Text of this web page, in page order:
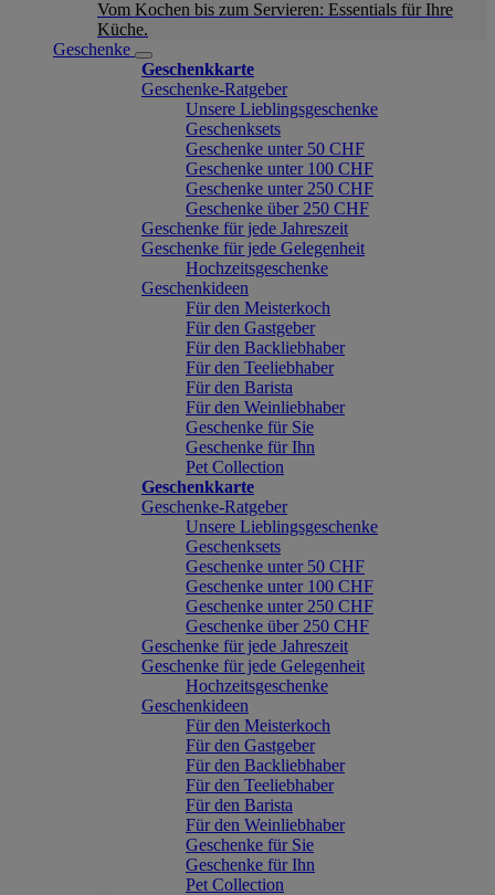
Vom Kochen bis zum Servieren: Essentials für Ihre
Küche.
Geschenke
Geschenkkarte
Geschenke-Ratgeber
Unsere Lieblingsgeschenke
Geschenksets
Geschenke unter 50 CHF
Geschenke unter 100 CHF
Geschenke unter 250 CHF
Geschenke über 250 CHF
Geschenke für jede Jahreszeit
Geschenke für jede Gelegenheit
Hochzeitsgeschenke
Geschenkideen
Für den Meisterkoch
Für den Gastgeber
Für den Backliebhaber
Für den Teeliebhaber
Für den Barista
Für den Weinliebhaber
Geschenke für Sie
Geschenke für Ihn
Pet Collection
Geschenkkarte
Geschenke-Ratgeber
Unsere Lieblingsgeschenke
Geschenksets
Geschenke unter 50 CHF
Geschenke unter 100 CHF
Geschenke unter 250 CHF
Geschenke über 250 CHF
Geschenke für jede Jahreszeit
Geschenke für jede Gelegenheit
Hochzeitsgeschenke
Geschenkideen
Für den Meisterkoch
Für den Gastgeber
Für den Backliebhaber
Für den Teeliebhaber
Für den Barista
Für den Weinliebhaber
Geschenke für Sie
Geschenke für Ihn
Pet Collection